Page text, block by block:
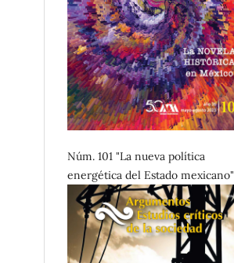
Núm. 101 "La nueva política
energética del Estado mexicano"